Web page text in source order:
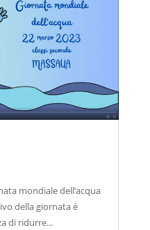
mondiale dell’acqua
della giornata è
di ridurre...